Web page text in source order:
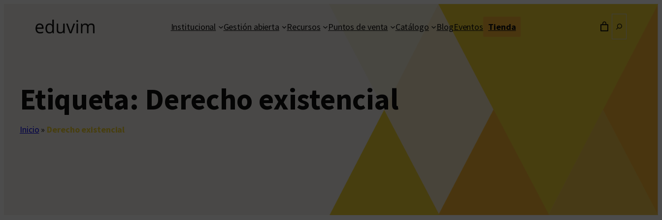
contenido
Institucional Gestión abierta Recursos Puntos de venta Catálogo BlogEventos Tienda
Etiqueta: Derecho existencial
Inicio » Derecho existencial